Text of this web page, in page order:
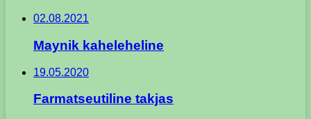
02.08.2021
Maynik kaheleheline
19.05.2020
Farmatseutiline takjas